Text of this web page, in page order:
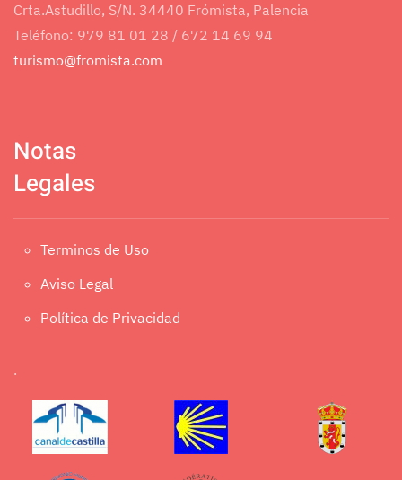
Crta.Astudillo, S/N. 34440 Frómista, Palencia
Teléfono: 979 81 01 28 / 672 14 69 94
turismo@fromista.com
Notas
Legales
Terminos de Uso
Aviso Legal
Política de Privacidad
.